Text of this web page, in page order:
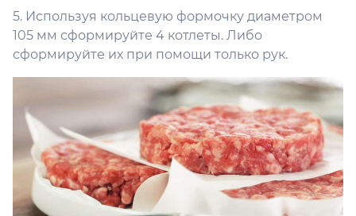
5. Используя кольцевую формочку диаметром
105 мм сформируйте 4 котлеты. Либо
сформируйте их при помощи только рук.